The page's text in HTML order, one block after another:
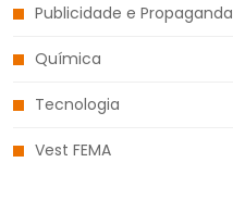
Publicidade e Propaganda
Química
Tecnologia
Vest FEMA